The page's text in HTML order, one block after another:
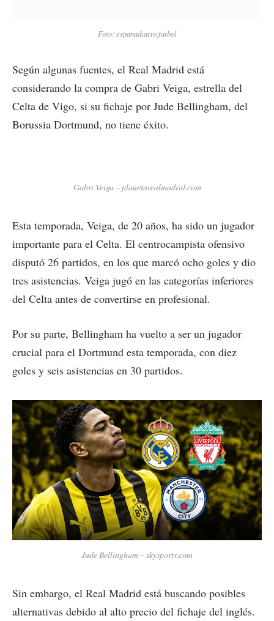
Foto: espanadiario.futbol
Según algunas fuentes, el Real Madrid está
considerando la compra de Gabri Veiga, estrella del
Celta de Vigo, si su fichaje por Jude Bellingham, del
Borussia Dortmund, no tiene éxito.
Gabri Veiga – planetarealmadrid.com
Esta temporada, Veiga, de 20 años, ha sido un jugador
importante para el Celta. El centrocampista ofensivo
disputó 26 partidos, en los que marcó ocho goles y dio
tres asistencias. Veiga jugó en las categorías inferiores
del Celta antes de convertirse en profesional.
Por su parte, Bellingham ha vuelto a ser un jugador
crucial para el Dortmund esta temporada, con diez
goles y seis asistencias en 30 partidos.
JudeBellingham – skysports.com
Sin embargo, el Real Madrid está buscando posibles
alternativas debido al alto precio del fichaje del inglés.